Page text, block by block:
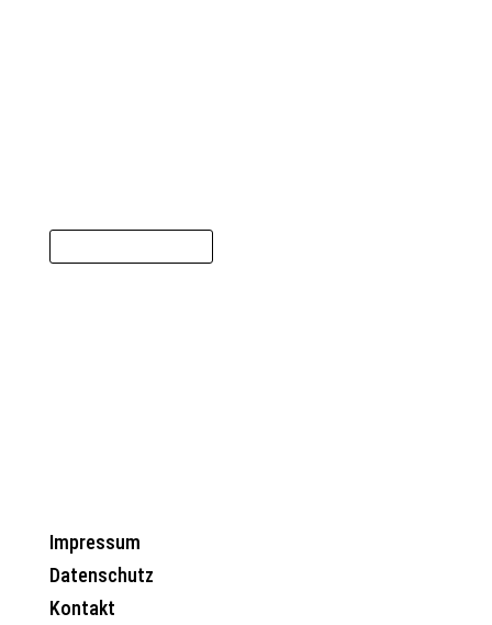
Impressum
Datenschutz
Kontakt